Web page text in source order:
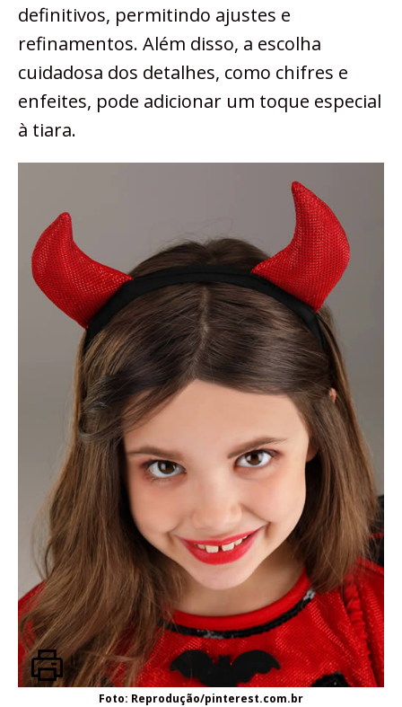
definitivos, permitindo ajustes e
refinamentos. Além disso, a escolha
cuidadosa dos detalhes, como chifres e
enfeites, pode adicionar um toque especial
à tiara.
Foto: Reprodução/pinterest.com.br